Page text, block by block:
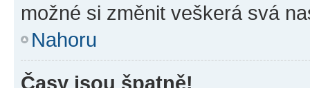
možné si změnit veškerá svá
Nahoru
Časy jsou špatně!